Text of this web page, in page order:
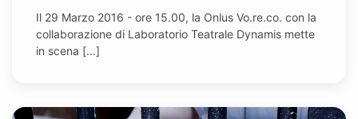
Il 29 Marzo 2016 - ore 15.00, la Onlus Vo.re.co. con la
collaborazione di Laboratorio Teatrale Dynamis mette
in scena [...]